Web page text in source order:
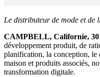
Le distributeur de mode et de
CAMPBELL, Californie, 30
développement produit, de
planification, la conception, le
maison et produits associés,
transformation digitale.